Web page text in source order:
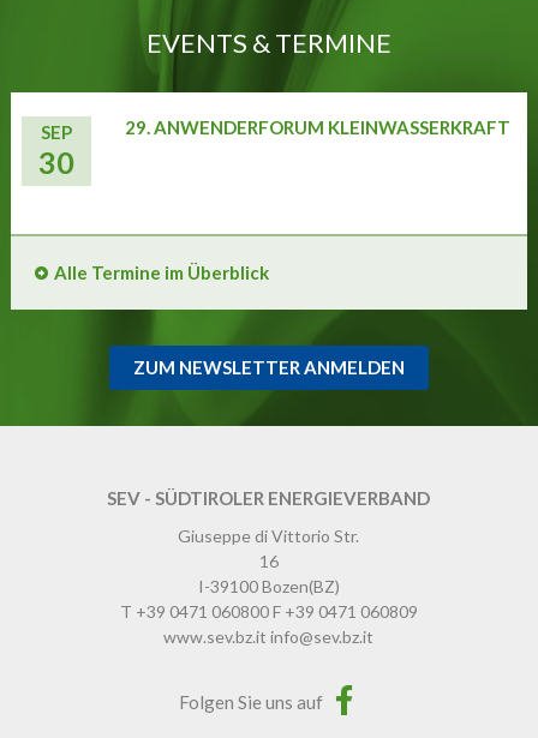
EVENTS & TERMINE
SEP
30
29. ANWENDERFORUM KLEINWASSERKRAFT
Alle Termine im Überblick
ZUM NEWSLETTER ANMELDEN
SEV - SÜDTIROLER ENERGIEVERBAND
Giuseppe di Vittorio Str.
16
I-39100Bozen(BZ)
T +39 0471 060800F +39 0471 060809
www.sev.bz.it info@sev.bz.it
Folgen Sie uns auf